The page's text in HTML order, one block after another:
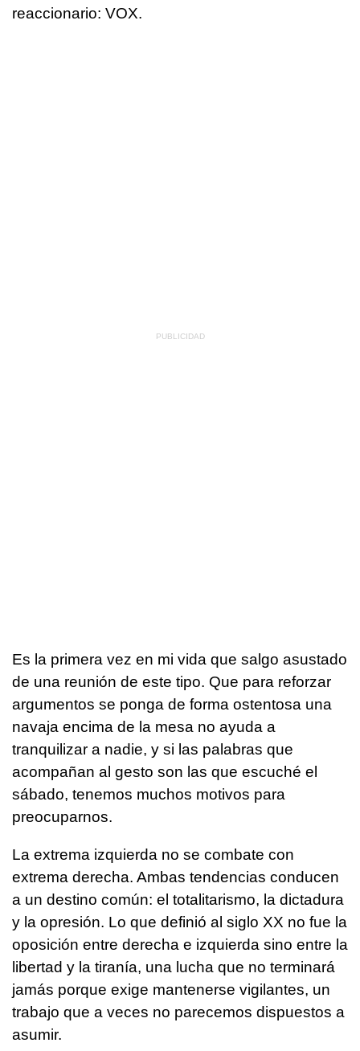
reaccionario: VOX.
Es la primera vez en mi vida que salgo asustado
de una reunión de este tipo. Que para reforzar
argumentos se ponga de forma ostentosa una
navaja encima de la mesa no ayuda a
tranquilizar a nadie, y si las palabras que
acompañan al gesto son las que escuché el
sábado, tenemos muchos motivos para
preocuparnos.
La extrema izquierda no se combate con
extrema derecha. Ambas tendencias conducen
a un destino común: el totalitarismo, la dictadura
y la opresión. Lo que definió al siglo XX no fue la
oposición entre derecha e izquierda sino entre la
libertad y la tiranía, una lucha que no terminará
jamás porque exige mantenerse vigilantes, un
trabajo que a veces no parecemos dispuestos a
asumir.